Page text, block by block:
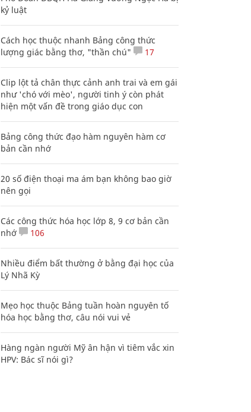
kỷ luật
Cách học thuộc nhanh Bảng công thức
lượng giác bằng thơ, "thần chú"
17
Clip lột tả chân thực cảnh anh trai và em gái
như 'chó với mèo', người tinh ý còn phát
hiện một vấn đề trong giáo dục con
Bảng công thức đạo hàm nguyên hàm cơ
bản cần nhớ
20 số điện thoại ma ám bạn không bao giờ
nên gọi
Các công thức hóa học lớp 8, 9 cơ bản cần
nhớ
106
Nhiều điểm bất thường ở bằng đại học của
Lý Nhã Kỳ
Mẹo học thuộc Bảng tuần hoàn nguyên tố
hóa học bằng thơ, câu nói vui vẻ
Hàng ngàn người Mỹ ân hận vì tiêm vắc xin
HPV: Bác sĩ nói gì?